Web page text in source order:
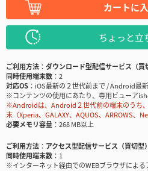
カートに
ちょっと立
ご利用方法
ダウンロード型配信サービス（買
同時使用端末数
2
対応OS
iOS最新の２世代前まで / Android最
※コンテンツの使用にあたり、専用ビューア
※Androidは、Android２世代前の端末のうち
末（Xperia、GALAXY、AQUOS、ARROWS、
必要メモリ容量
268 MB以上
ご利用方法
アクセス型配信サービス（買切型）
同時使用端末数
1
※インターネット経由でのWEBブラウザによる